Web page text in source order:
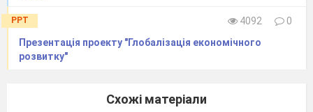
PPT 4092
0
Презентація проекту "Глобалізація економічного
розвитку"
Схожі матеріали